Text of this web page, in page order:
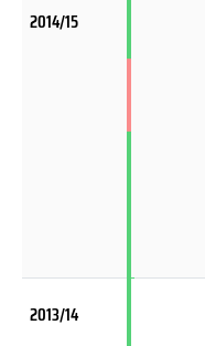
2014/15
2013/14